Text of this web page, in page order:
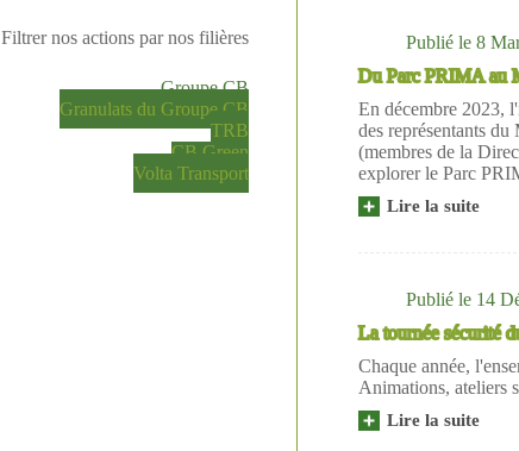
Filtrer nos actions par nos filières
Groupe CB
Granulats du Groupe CB
TRB
CB Green
Volta Transport
Publié le 8
Du Parc PRIMA au
En décembre 2023,
des représentants
(membres de la
explorer le Parc
Lire la suite
Du
PRIMA
Musée
Louvre-
:
Un
itinéraire
Publié le 14
La tournée sécurité
Chaque année,
Animations, ateliers
Lire la suite
La